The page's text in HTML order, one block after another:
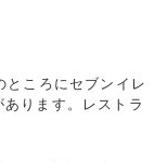
ところにセブンイレ
ります。レストラ